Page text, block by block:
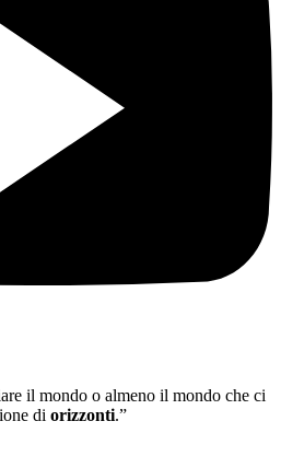
il mondo o almeno il mondo che ci
di orizzonti.”